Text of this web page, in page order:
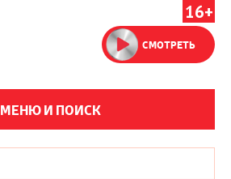
16+
СМОТРЕТЬ
МЕНЮ И ПОИСК